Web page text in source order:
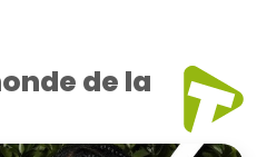
de la